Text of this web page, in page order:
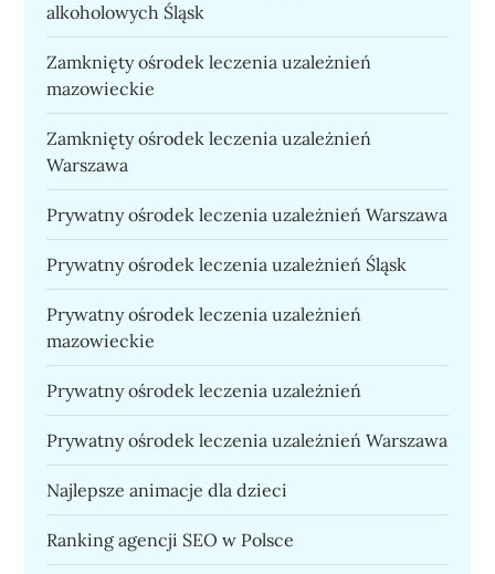
alkoholowych Śląsk
Zamknięty ośrodek leczenia uzależnień
mazowieckie
Zamknięty ośrodek leczenia uzależnień
Warszawa
Prywatny ośrodek leczenia uzależnień Warszawa
Prywatny ośrodek leczenia uzależnień Śląsk
Prywatny ośrodek leczenia uzależnień
mazowieckie
Prywatny ośrodek leczenia uzależnień
Prywatny ośrodek leczenia uzależnień Warszawa
Najlepsze animacje dla dzieci
Ranking agencji SEO w Polsce